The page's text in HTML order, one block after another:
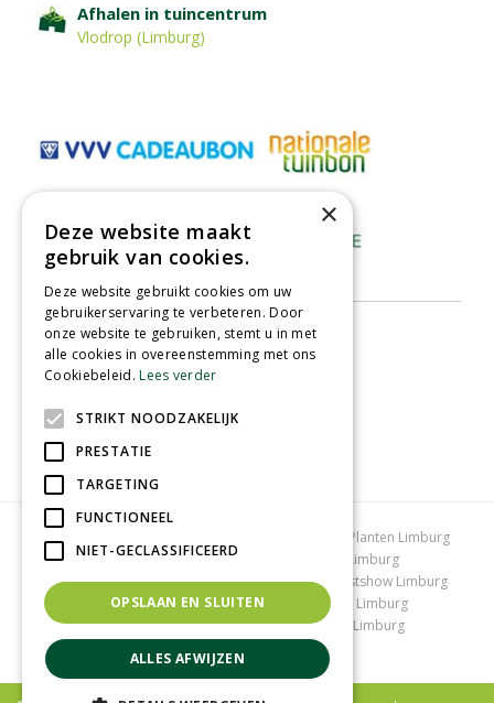
Afhalen in tuincentrum
Vlodrop (Limburg)
Tuincentrum Limburg
Planten Limburg
Bomen en struiken Limburg
Tuinplanten Limburg
Tuincentrum Vlodrop Gartencenter Vlodrop
Kerstshow Limburg
Kerstverlichting Lemax huisjes
Vijvervissen Limburg
Graszoden kopen Limburg Tuinmeubelen Limburg
Tuincentrum Roermond
×
Deze website maakt
gebruik van cookies.
Deze website gebruikt cookies om uw
gebruikerservaring te verbeteren. Door
onze website te gebruiken, stemt u in met
alle cookies in overeenstemming met ons
Cookiebeleid.Lees verder
STRIKT NOODZAKELIJK
PRESTATIE
TARGETING
FUNCTIONEEL
NIET-GECLASSIFICEERD
OPSLAAN EN SLUITEN
ALLES AFWIJZEN